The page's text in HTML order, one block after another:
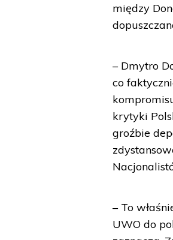
między
– Dmytro
co
krytyki
groźbie
– To
UWO do